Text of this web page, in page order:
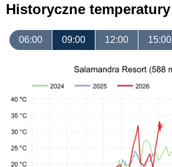
Historyczne temperatury
06:00 09:00 12:00 15:00